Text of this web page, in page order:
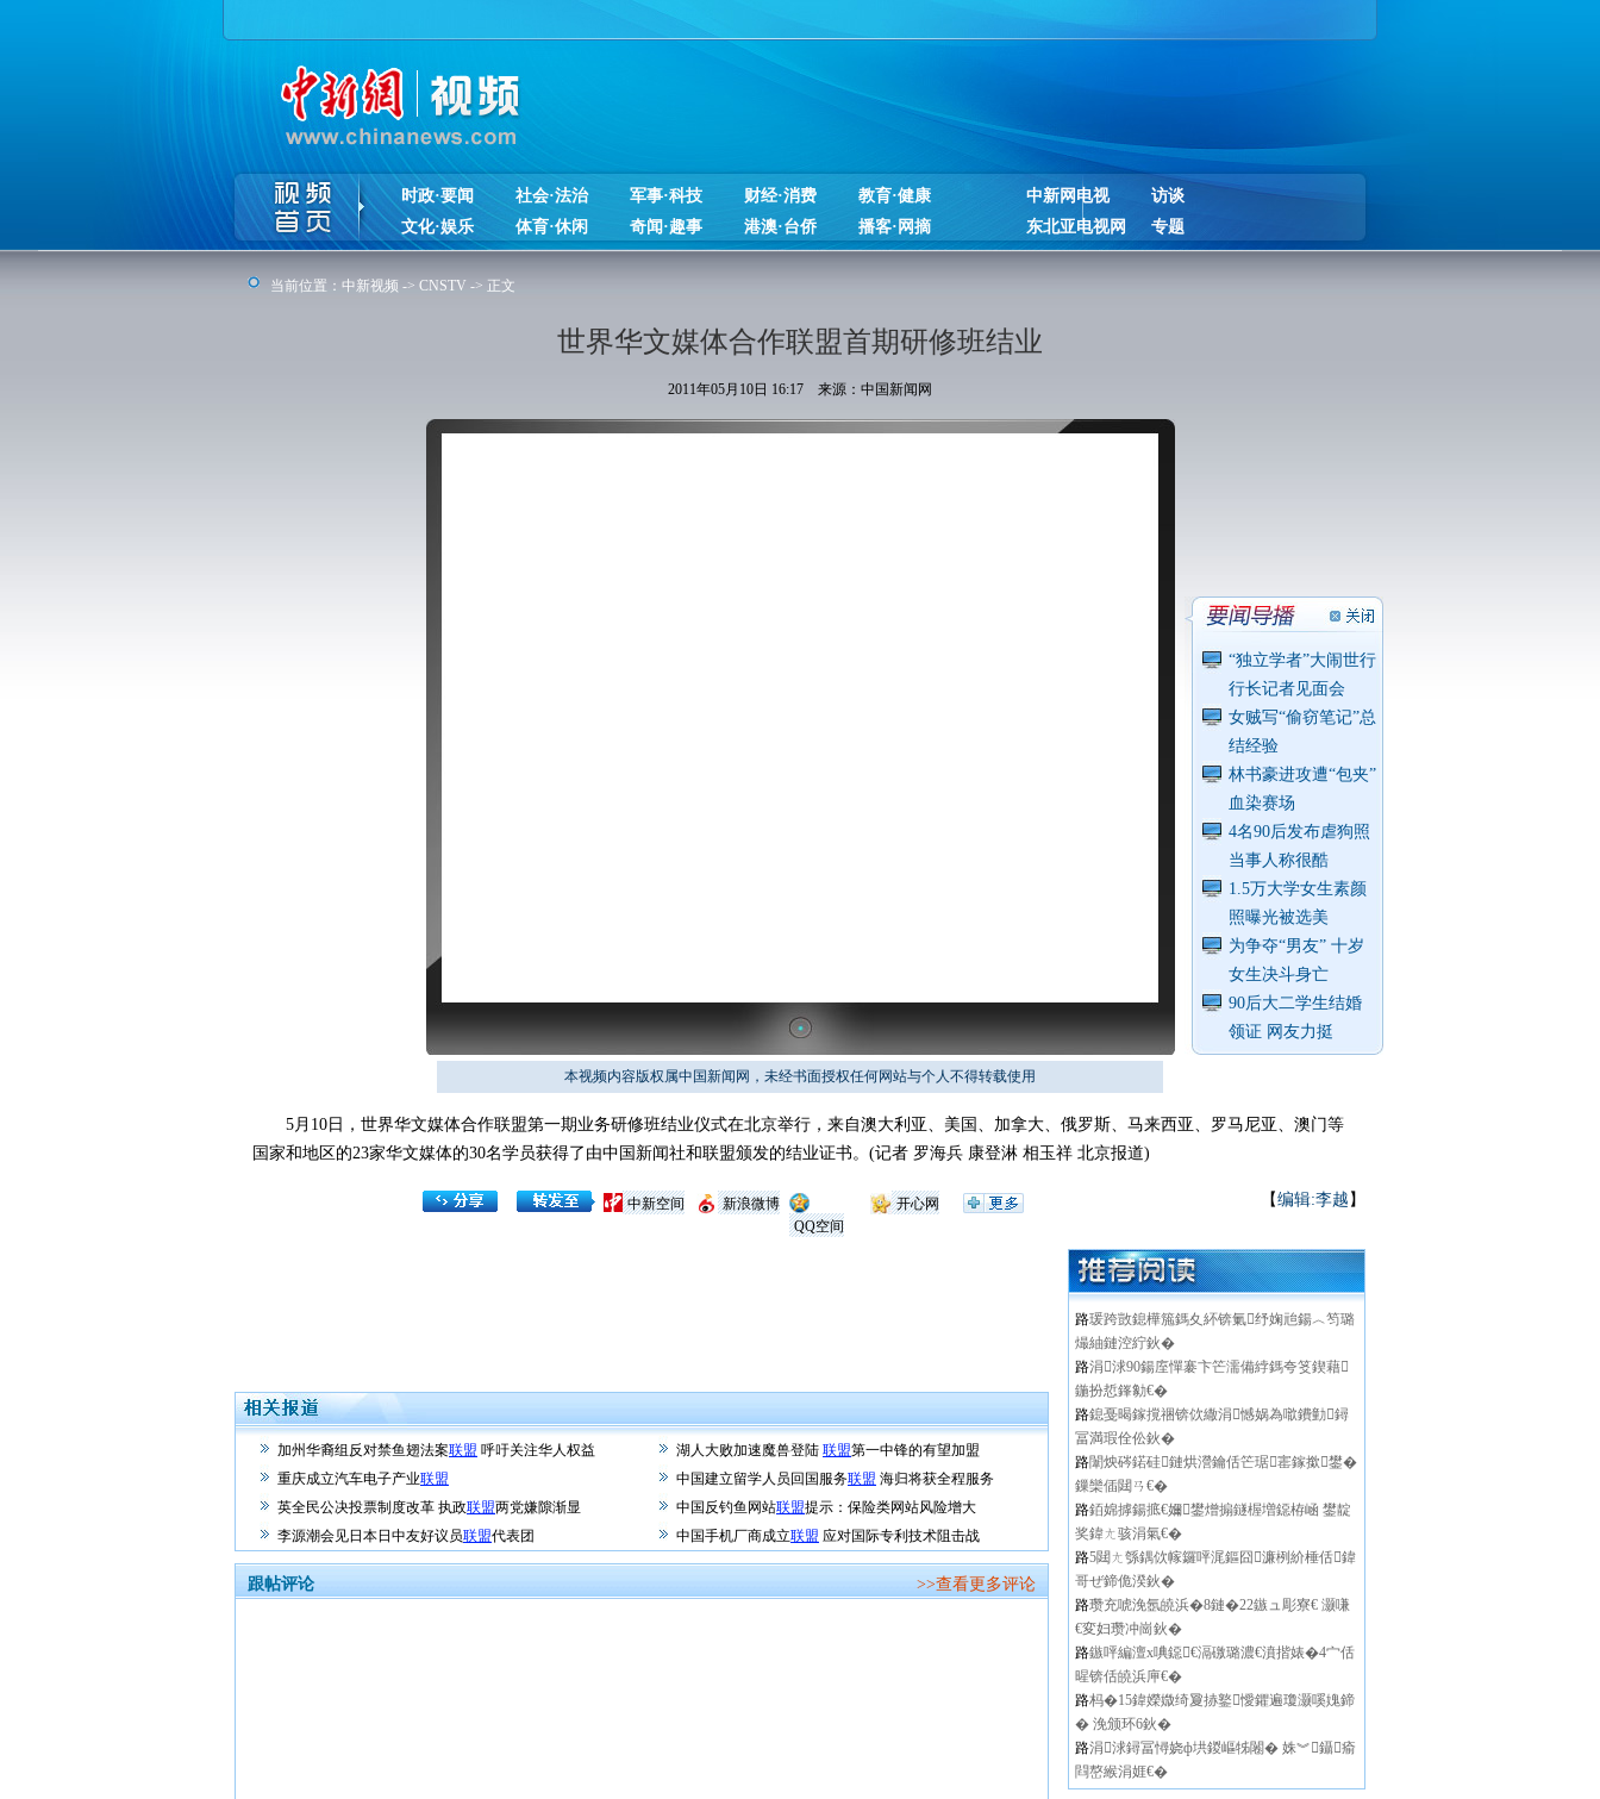
时政·要闻 社会·法治 军事·科技 财经·消费
教育·健康
文化·娱乐
体育·休闲 奇闻·趣事 港澳·台侨 播客·网摘
中新网电视
访谈
东北亚电视网
专题
当前位置： 中新视频 -> CNSTV -> 正文
世界华文媒体合作联盟首期研修班结业
2011年05月10日 16:17 来源：中国新闻网
“独立学者”大闹世行
行长记者见面会
女贼写“偷窃笔记”总
结经验
林书豪进攻遭“包夹”
血染赛场
4名90后发布虐狗照
当事人称很酷
1.5万大学女生素颜
照曝光被选美
为争夺“男友” 十岁
女生决斗身亡
90后大二学生结婚
领证 网友力挺
本视频内容版权属中国新闻网，未经书面授权任何网站与个人不得转载使用
5月10日，世界华文媒体合作联盟第一期业务研修班结业仪式在北京举行，来自澳大利亚、美国、加拿大、俄罗斯、马来西亚、罗马尼亚、澳门等
国家和地区的23家华文媒体的30名学员获得了由中国新闻社和联盟颁发的结业证书。(记者 罗海兵 康登淋 相玉祥 北京报道)
【编辑:李越 】
开心网
QQ空间
新浪微博
中新空间
加州华裔组反对禁鱼翅法案联盟 呼吁关注华人权益 湖人大败加速魔兽登陆 联盟第一中锋的有望加盟
重庆成立汽车电子产业联盟 中国建立留学人员回国服务联盟 海归将获全程服务
英全民公决投票制度改革 执政联盟两党嫌隙渐显 中国反钓鱼网站联盟提示：保险类网站风险增大
李源潮会见日本日中友好议员联盟代表团 中国手机厂商成立联盟 应对国际专利技术阻击战
跟帖评论 >>查看更多评论
路瑗跨敳鎴樺箷鎷夊紑锛氭纾婅兘鍚︿笉璐
熶紬鏈涳紵鈥�
路涓浗90鍚庢憚褰卞笀濡備綍鎷夸笅鍥藉
鍦扮悊鎽勨€�
路鎴戞暍鎵撹祵锛佽繖涓憾娲為噷鐨勭鐞
冨満瑕佺伀鈥�
路闈炴硶鍩硅鏈烘瀯鑰佸笀琚寚鎵撳鐢�
鏁欒偛閮ㄢ€�
路銆婂摢鍚掋€嬭鐢熷搧鐩楃増鐚栫崡 鐢靛
奖鍏ㄤ骇涓氣€�
路5閮ㄤ綔鍝佽幏鑼呯浘鏂囧濂栵紒棰佸鍏
哥ぜ鍗佹湀鈥�
路瓒充唬浼氬皢浜�8鏈�22鏃ュ彫寮€ 灏嗛
€変妇瓒冲崗鈥�
路鏃呯編澶х唺鐚€滆礉璐濃€濆揩婊�4宀佸
暒锛佸皢浜庘€�
路杩�15鍏嬫媺绮夐捇鐜懓鑺遍瓊灏嗘媿鍗
� 浼颁环6鈥�
路涓浗鐞冨憳娆ф垬鍐嶇牬闂� 姝︾鑷瘉
閰嶅緱涓娾€�